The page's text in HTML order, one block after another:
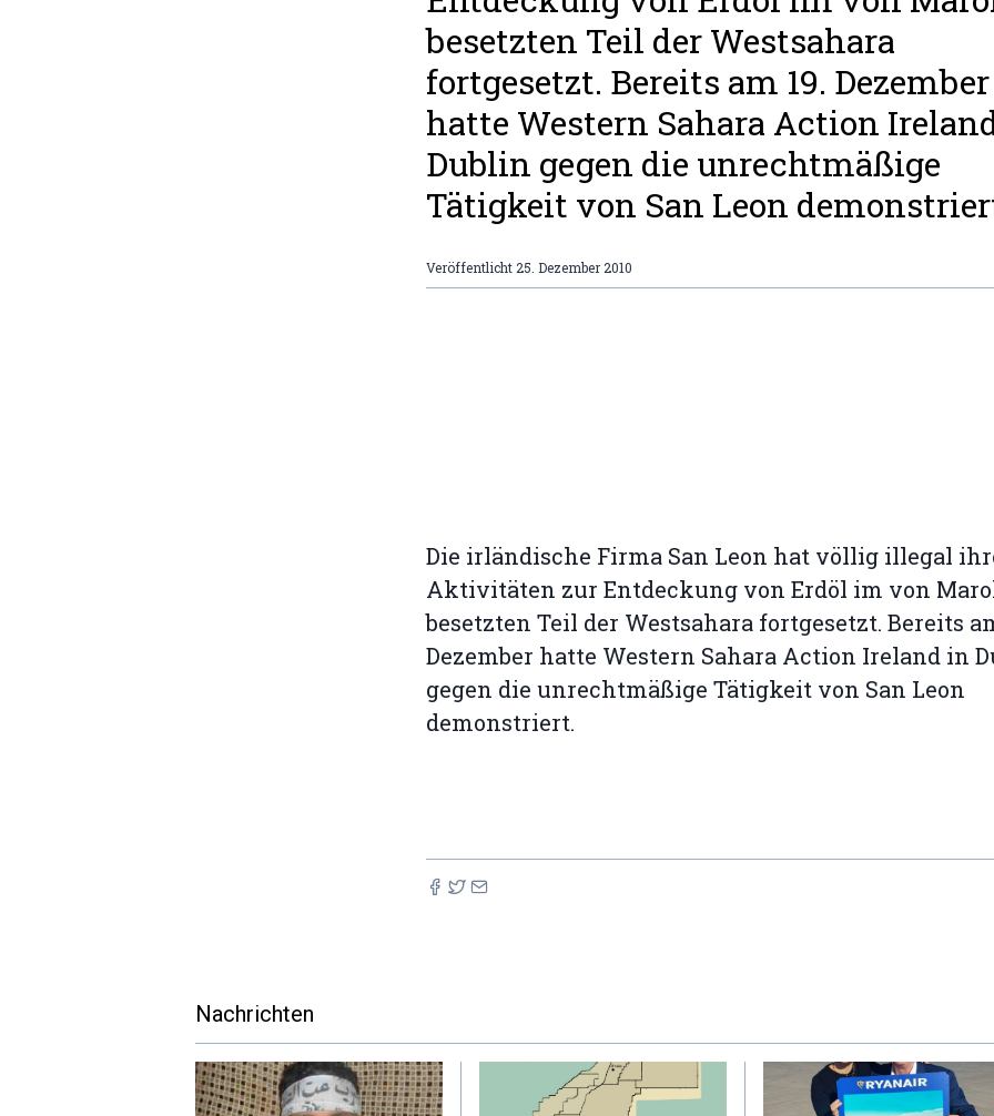
besetzten Teil der Westsahara
fortgesetzt. Bereits am 19. Dezember
hatte Western Sahara Action
Dublin gegen die unrechtmäßige
Tätigkeit von San Leon
Veröffentlicht 25. Dezember 2010
Die irländische Firma San Leon hat völlig illegal
Aktivitäten zur Entdeckung von Erdöl im von
besetzten Teil der Westsahara fortgesetzt. Bereits
Dezember hatte Western Sahara Action Ireland in
gegen die unrechtmäßige Tätigkeit von San Leon
demonstriert.
Nachrichten